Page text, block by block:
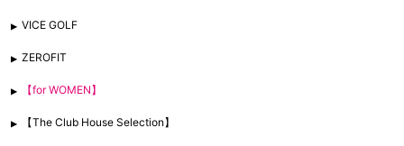
VICE GOLF
ZEROFIT
【for WOMEN】
【The Club House Selection】